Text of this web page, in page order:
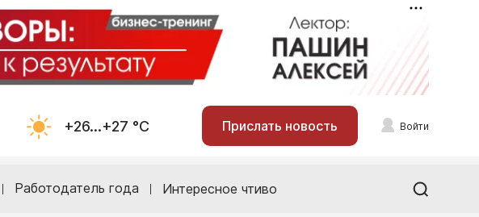
+26...+27 °С Прислать новость Войти
Работодатель года Интересное чтиво